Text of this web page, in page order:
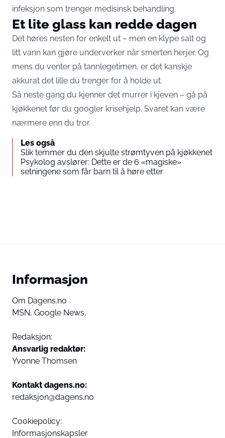
infeksjon som trenger medisinsk behandling.
Et lite glass kan redde dagen
Det høres nesten for enkelt ut – men en klype salt og
litt vann kan gjøre underverker når smerten herjer. Og
mens du venter på tannlegetimen, er det kanskje
akkurat det lille du trenger for å holde ut.
Så neste gang du kjenner det murrer i kjeven – gå på
kjøkkenet før du googler krisehjelp. Svaret kan være
nærmere enn du tror.
Les også
Slik temmer du den skjulte strømtyven på kjøkkenet
Psykolog avslører: Dette er de 6 «magiske»
setningene som får barn til å høre etter
Informasjon
Om Dagens.no
MSN, Google News,
Redaksjon:
Ansvarlig redaktør:
Yvonne Thomsen
Kontakt dagens.no:
redaksjon@dagens.no
Cookiepolicy:
Informasjonskapsler